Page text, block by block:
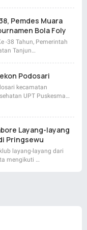
Pemdes Muara
Bola Foly
-38 Tahun, Pemerintah
Tanjun…
Podosari
kecamatan
UPT Puskesma…
Layang-layang
Pringsewu
layang-layang dari
mengikuti …